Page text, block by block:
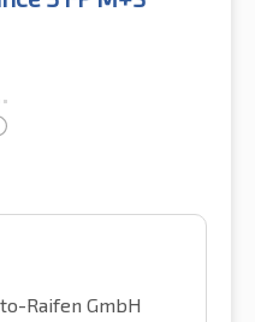
Raifen GmbH